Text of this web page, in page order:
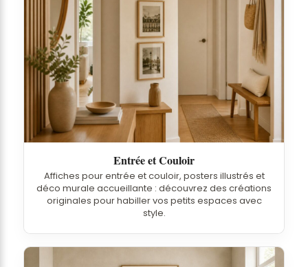
Entrée et Couloir
Affiches pour entrée et couloir, posters illustrés et
déco murale accueillante : découvrez des créations
originales pour habiller vos petits espaces avec
style.